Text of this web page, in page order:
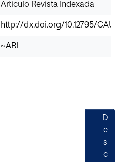
Articulo Revista Indexada
http://dx.doi.org/10.12795/
~ARI
D
e
s
c